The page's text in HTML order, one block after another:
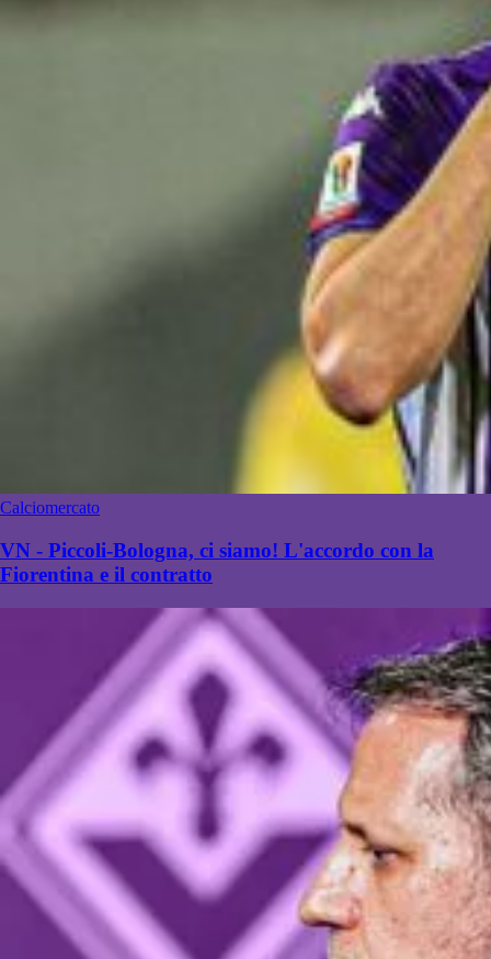
Calciomercato
VN - Piccoli-Bologna, ci siamo! L'accordo con la
Fiorentina e il contratto